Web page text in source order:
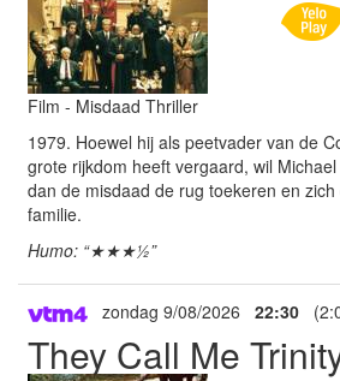
Film - Misdaad Thriller
1979. Hoewel hij als peetvader van de
grote rijkdom heeft vergaard, wil
dan de misdaad de rug toekeren en
familie.
Humo: “★★★½”
zondag 9/08/2026 22:30
They Call Me